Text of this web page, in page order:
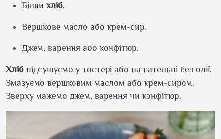
Білий хліб.
Вершкове масло або крем-сир.
Джем, варення або конфітюр.
Хліб підсушуємо у тостері або на пательні без олії.
Змазуємо вершковим маслом або крем-сиром.
Зверху мажемо джем, варення чи конфітюр.